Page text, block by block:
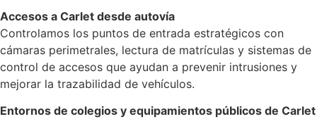
Accesos a Carlet desde autovía
Controlamos los puntos de entrada estratégicos con
cámaras perimetrales, lectura de matrículas y sistemas de
control de accesos que ayudan a prevenir intrusiones y
mejorar la trazabilidad de vehículos.
Entornos de colegios y equipamientos públicos de Carlet